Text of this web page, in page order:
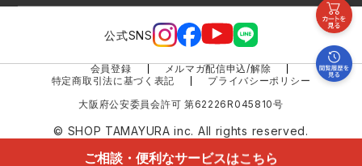
ご相談・便利なサービスはこちら
公式SNS
会員登録
メルマガ配信申込/解除
特定商取引法に基づく表記
プライバシーポリシー
大阪府公安委員会許可 第62226R045810号
© SHOP TAMAYURA inc. All rights reserved.